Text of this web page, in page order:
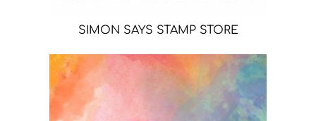
SIMON SAYS STAMP STORE